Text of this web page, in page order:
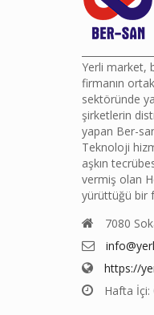
Yerli market,
firmanın
sektöründe
şirketlerin
yapan Ber-
Teknoloji
aşkın
vermiş olan
yürüttüğü bir
7080
https://
Hafta İçi: